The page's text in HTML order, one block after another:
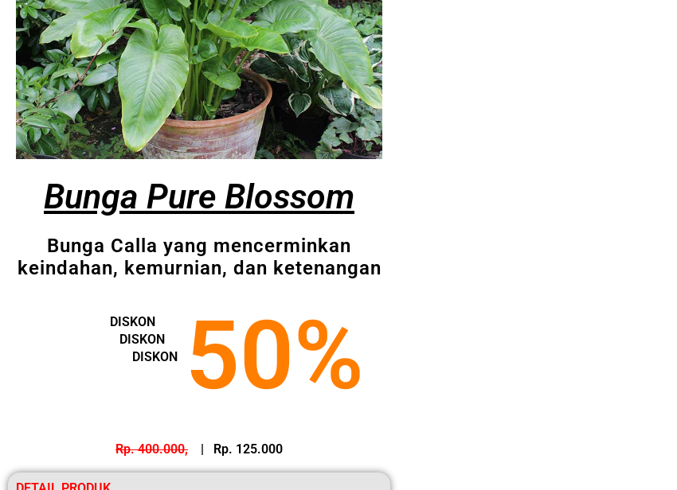
Bunga Pure Blossom
Bunga Calla yang mencerminkan
keindahan, kemurnian, dan ketenangan
DISKON
DISKON
DISKON
50%
Rp. 400.000, | Rp. 125.000